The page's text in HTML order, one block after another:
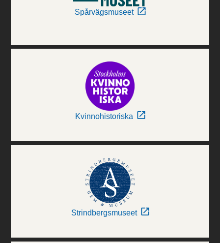
Spårvägsmuseet
Kvinnohistoriska
Strindbergsmuseet